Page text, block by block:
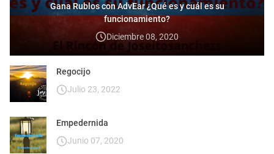
Gana Rublos con AdvEar ¿Qué es y cuál es su
funcionamiento?
Diciembre 08, 2020
Regocijo
Julio 23, 2022
Empedernida
Junio 07, 2020